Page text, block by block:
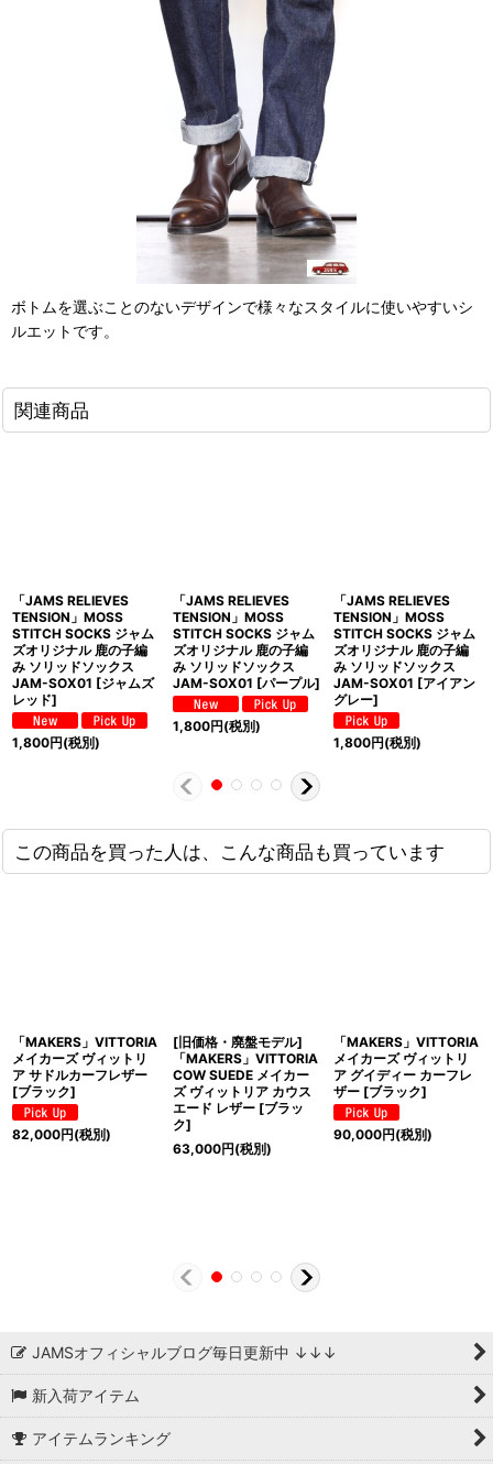
ボトムを選ぶことのないデザインで様々なスタイルに使いやすいシ
ルエットです。
関連商品
「JAMS RELIEVES
TENSION」MOSS
STITCH SOCKS ジャム
ズオリジナル 鹿の子編
み ソリッドソックス
JAM-SOX01 [ジャムズ
レッド]
1,800円(税別)
「JAMS RELIEVES
TENSION」MOSS
STITCH SOCKS ジャム
ズオリジナル 鹿の子編
み ソリッドソックス
JAM-SOX01 [パープル]
1,800円(税別)
「JAMS RELIEVES
TENSION」MOSS
STITCH SOCKS ジャム
ズオリジナル 鹿の子編
み ソリッドソックス
JAM-SOX01 [アイアン
グレー]
1,800円(税別)
この商品を買った人は、こんな商品も買っています
「MAKERS」VITTORIA
メイカーズ ヴィットリ
ア サドルカーフレザー
[ブラック]
82,000円(税別)
[旧価格・廃盤モデル]
「MAKERS」VITTORIA
COW SUEDE メイカー
ズ ヴィットリア カウス
エード レザー [ブラッ
ク]
63,000円(税別)
「MAKERS」VITTORIA
メイカーズ ヴィットリ
ア グイディー カーフレ
ザー [ブラック]
90,000円(税別)
JAMSオフィシャルブログ毎日更新中 ↓↓↓
新入荷アイテム
アイテムランキング